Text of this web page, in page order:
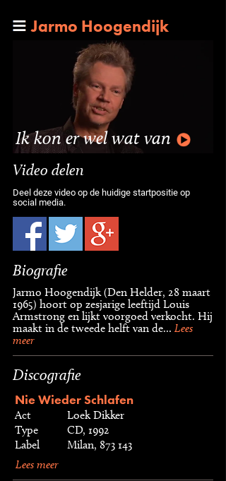
Jarmo Hoogendijk
Ik kon er wel wat van
Video delen
Deel deze video op de huidige startpositie op
social media.
Biografie
Jarmo Hoogendijk (Den Helder, 28 maart
1965) hoort op zesjarige leeftijd Louis
Armstrong en lijkt voorgoed verkocht. Hij
maakt in de tweede helft van de... Lees
meer
Discografie
Nie Wieder Schlafen
Act
Loek Dikker
Type
CD, 1992
Label
Milan, 873 143
Lees meer